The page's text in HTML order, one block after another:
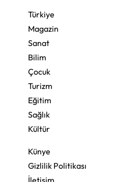
Türkiye
Magazin
Sanat
Bilim
Çocuk
Turizm
Eğitim
Sağlık
Kültür
Künye
Gizlilik Politikası